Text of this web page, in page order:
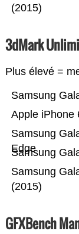
(2015)
3dMark
Plus élevé =
Samsung
(2015)
Samsung
Samsung
Edge
Apple iPhone
Samsung
GFXBench